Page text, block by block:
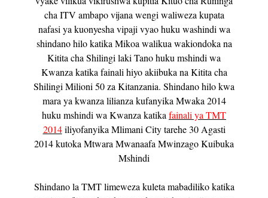
cha ITV ambapo vijana wengi waliweza kupata
nafasi ya kuonyesha vipaji vyao huku washindi wa
shindano hilo katika Mikoa walikua wakiondoka na
Kitita cha Shilingi laki Tano huku mshindi wa
Kwanza katika fainali hiyo akiibuka na Kitita cha
Shilingi Milioni 50 za Kitanzania. Shindano hilo kwa
mara ya kwanza lilianza kufanyika Mwaka 2014
huku mshindi wa Kwanza katika fainali ya TMT
2014iliyofanyika Mlimani City tarehe 30 Agasti
2014 kutoka Mtwara Mwanaafa Mwinzago Kuibuka
Mshindi
Shindano la TMT limeweza kuleta mabadiliko katika